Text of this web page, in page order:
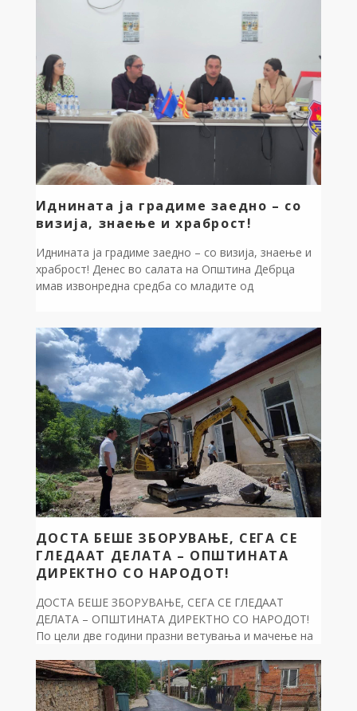
оваа година твориме под моќното мото „Од камен
до код – ехо на земјата, глас на иднината“,
покажувајќи дека иднината се гради врз темелите
на минатото. Во моето обраќање пред присутните,
со […]
Иднината ја градиме заедно – со
визија, знаење и храброст!
Иднината ја градиме заедно – со визија, знаење и
храброст! Денес во салата на Општина Дебрца
имав извонредна средба со младите од
само дебата, туку јасен план за акција. Заедно со
Вахид Мемед и младинскиот лидер Ивана Левеска,
ги мапиравме клучните столбови на […]
ДОСТА БЕШЕ ЗБОРУВАЊЕ, СЕГА СЕ
ГЛЕДААТ ДЕЛАТА – ОПШТИНАТА
ДИРЕКТНО СО НАРОДОТ!
ДОСТА БЕШЕ ЗБОРУВАЊЕ, СЕГА СЕ ГЛЕДААТ
ДЕЛАТА – ОПШТИНАТА ДИРЕКТНО СО НАРОДОТ!
По цели две години празни ветувања и мачење на
ставаме крај на изолацијата – со конкретна акција
на терен започнавме со комплетно уредување на
простор за нов маркет во село Лешани! Доста